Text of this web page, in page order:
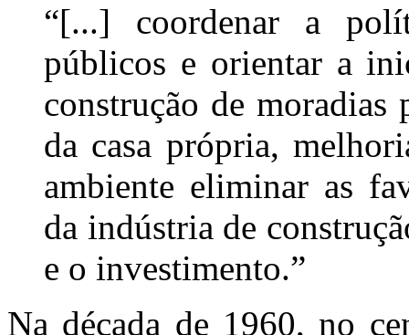
“[...] coordenar a
públicos e orientar a
construção de moradias
da casa própria,
ambiente eliminar as
da indústria de
e o investimento.”
Na década de 1960, no